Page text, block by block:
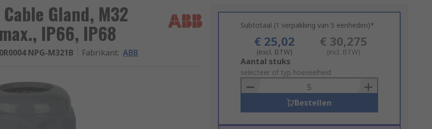
Gland, M32
IP66, IP68
NPG-M321B Fabrikant: ABB
Subtotaal (1 verpakking van 5 eenheden)*
€ 25,02
(excl. BTW)
€ 30,275
(incl. BTW)
Add
to
Basket
Aantal stuks
selecteer of typ hoeveelheid
Bestellen